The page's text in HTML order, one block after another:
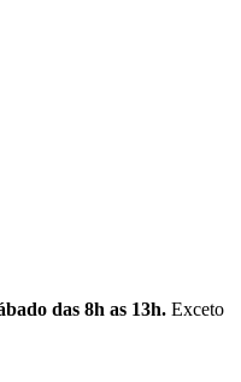
das 8h as 13h. Exceto